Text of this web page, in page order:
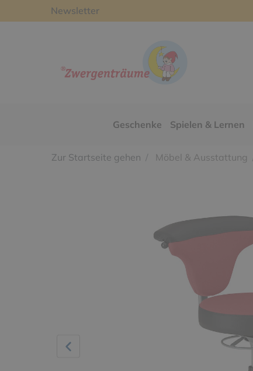
Newsletter
Geschenke Spielen & Lernen
Zur Startseite gehen Möbel & Ausstattung